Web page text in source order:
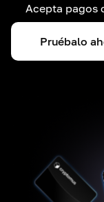
Acepta pagos
Pruébalo